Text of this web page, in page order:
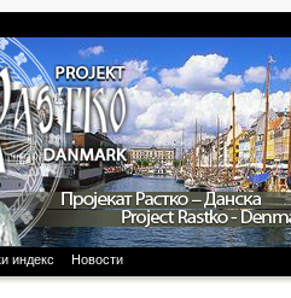
индекс Новости